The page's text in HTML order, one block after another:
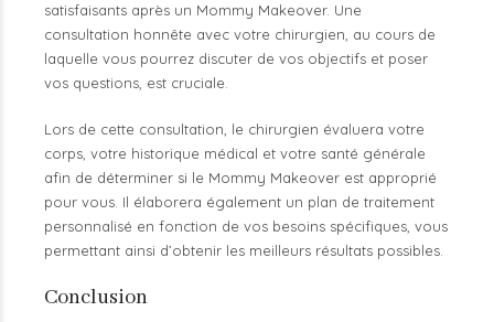
satisfaisants après un Mommy Makeover. Une
consultation honnête avec votre chirurgien, au cours de
laquelle vous pourrez discuter de vos objectifs et poser
vos questions, est cruciale.
Lors de cette consultation, le chirurgien évaluera votre
corps, votre historique médical et votre santé générale
afin de déterminer si le Mommy Makeover est approprié
pour vous. Il élaborera également un plan de traitement
personnalisé en fonction de vos besoins spécifiques, vous
permettant ainsi d’obtenir les meilleurs résultats possibles.
Conclusion